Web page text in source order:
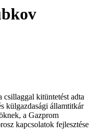
csillaggal kitüntetést adta
külgazdasági államtitkár
a Gazprom
kapcsolatok fejlesztése